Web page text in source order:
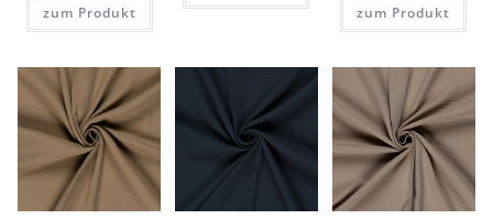
zum Produkt zum Produkt